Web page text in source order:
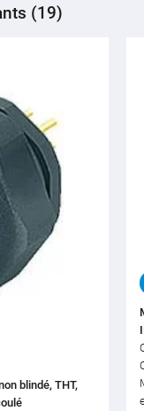
(19)
blindé, THT,